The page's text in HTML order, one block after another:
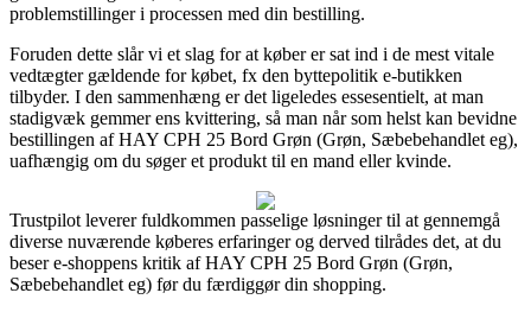
problemstillinger i processen med din bestilling.
Foruden dette slår vi et slag for at køber er sat ind i de mest vitale
vedtægter gældende for købet, fx den byttepolitik e-butikken
tilbyder. I den sammenhæng er det ligeledes essesentielt, at man
stadigvæk gemmer ens kvittering, så man når som helst kan bevidne
bestillingen af HAY CPH 25 Bord Grøn (Grøn, Sæbebehandlet eg),
uafhængig om du søger et produkt til en mand eller kvinde.
Trustpilot leverer fuldkommen passelige løsninger til at gennemgå
diverse nuværende køberes erfaringer og derved tilrådes det, at du
beser e-shoppens kritik af HAY CPH 25 Bord Grøn (Grøn,
Sæbebehandlet eg) før du færdiggør din shopping.